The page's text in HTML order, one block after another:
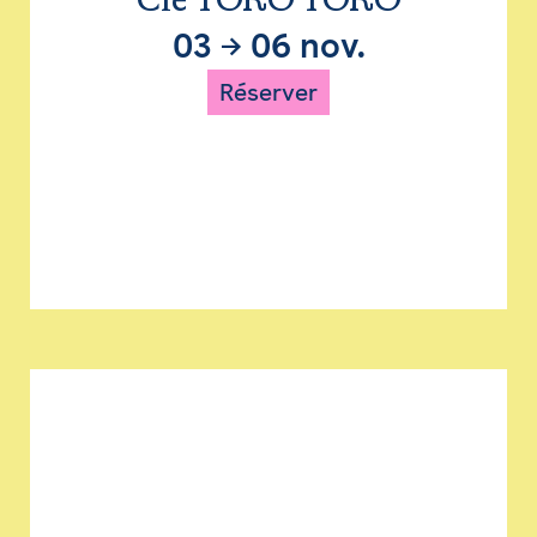
03 → 06 nov.
Réserver